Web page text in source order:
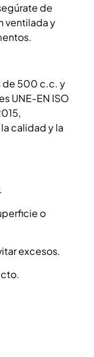
de
ventilada y
de 500 c.c. y
UNE-EN ISO
calidad y la
o
excesos.